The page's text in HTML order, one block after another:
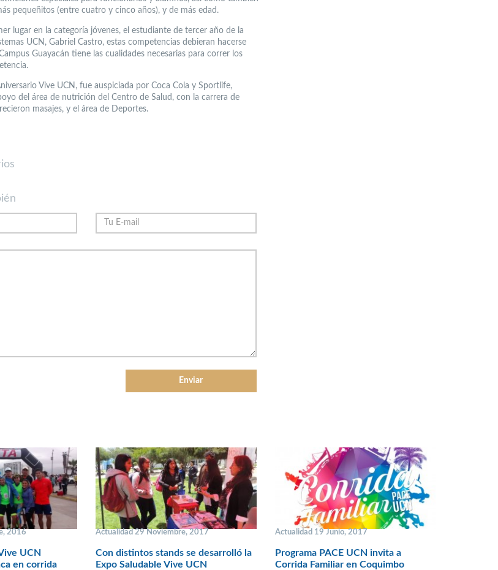
pequeñitos (entre cuatro y cinco años), y de más edad.
lugar en la categoría jóvenes, el estudiante de tercer año de la
UCN, Gabriel Castro, estas competencias debieran hacerse
Guayacán tiene las cualidades necesarias para correr los
Vive UCN, fue auspiciada por Coca Cola y Sportlife,
del área de nutrición del Centro de Salud, con la carrera de
masajes, y el área de Deportes.
2016
UCN
en corrida
Actualidad 29 Noviembre, 2017
Con distintos stands se desarrolló la
Expo Saludable Vive UCN
Actualidad 19 Junio, 2017
Programa PACE UCN invita a
Corrida Familiar en Coquimbo